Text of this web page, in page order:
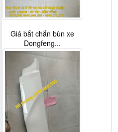
Giá bắt chắn bùn xe
Dongfeng...